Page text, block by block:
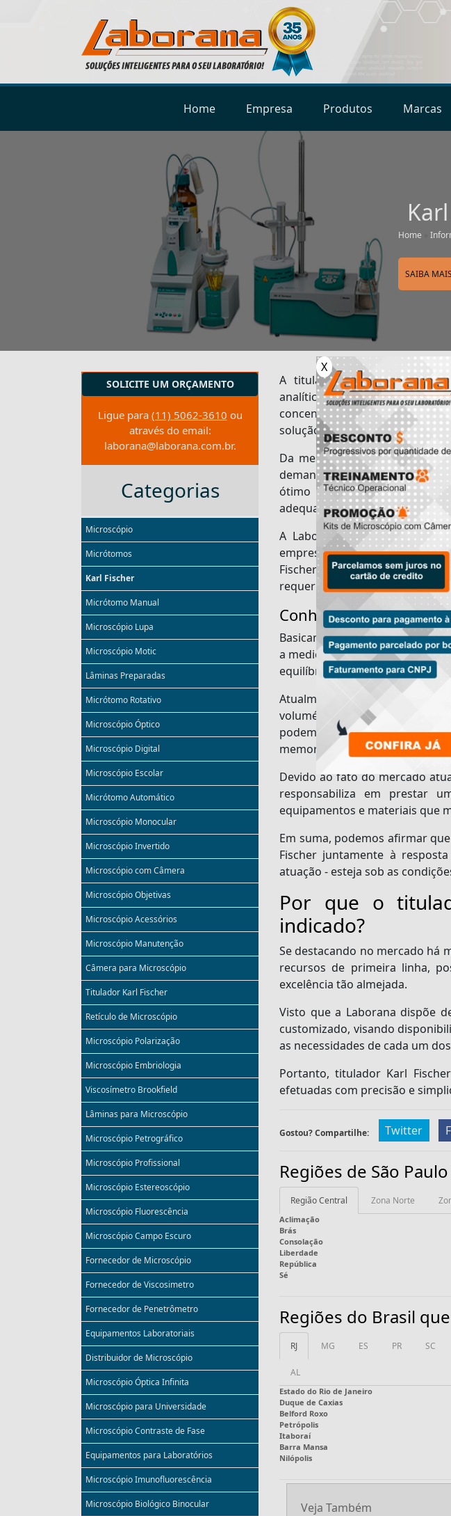
Home Empresa Produtos Marcas
Home
SAIBA MAIS
SOLICITE UM ORÇAMENTO
Ligue para (11) 5062-3610 ou
através do email:
laborana@laborana.com.br.
Categorias
Microscópio
Micrótomos
Karl Fischer
Micrótomo Manual
Microscópio Lupa
Microscópio Motic
Lâminas Preparadas
Micrótomo Rotativo
Microscópio Óptico
Microscópio Digital
Microscópio Escolar
Micrótomo Automático
Microscópio Monocular
Microscópio Invertido
Microscópio com Câmera
Microscópio Objetivas
Microscópio Acessórios
Microscópio Manutenção
Câmera para Microscópio
Titulador Karl Fischer
Retículo de Microscópio
Microscópio Polarização
Microscópio Embriologia
Viscosímetro Brookfield
Lâminas para Microscópio
Microscópio Petrográfico
Microscópio Profissional
Microscópio Estereoscópio
Microscópio Fluorescência
Microscópio Campo Escuro
Fornecedor de Microscópio
Fornecedor de Viscosimetro
Fornecedor de Penetrômetro
Equipamentos Laboratoriais
Distribuidor de Microscópio
Microscópio Óptica Infinita
Microscópio para Universidade
Microscópio Contraste de Fase
Equipamentos para Laboratórios
Microscópio Imunofluorescência
Microscópio Biológico Binocular
A titulação corresponde a
analítica quantitativa, da
concentração de uma certa
solução com um valor de
Da mesma forma que em
demanda não somente o
ótimo conhecimento
adequados como o titulador.
A Laborana além de
empresa se compromete em
Fischerapropriado para
requerimentos técnicos.
Conheça um pouco
Basicamente, o funcionamento
a medição de volumes, sendo
equilíbrio e ponto final,
Atualmente, os tituladores
volumétricos, cujos os quais
podem ser operados através
memorização de até 100
Devido ao fato do mercado
responsabiliza em prestar
equipamentos e materiais que
Em suma, podemos afirmar
Fischer juntamente à
atuação - esteja sob as
Por que o
indicado?
Se destacando no mercado há
recursos de primeira linha,
excelência tão almejada.
Visto que a Laborana dispõe
customizado, visando
as necessidades de cada um
Portanto, titulador Karl Fischer
efetuadas com precisão e
Gostou? Compartilhe: Twitter
Regiões de São
Região Central Zona Norte
Aclimação
Brás
Consolação
Liberdade
República
Sé
Regiões do Brasil
RJ MG ES PR SC
AL
Estado do Rio de Janeiro
Duque de Caxias
Belford Roxo
Petrópolis
Itaboraí
Barra Mansa
Nilópolis
Veja Também
X